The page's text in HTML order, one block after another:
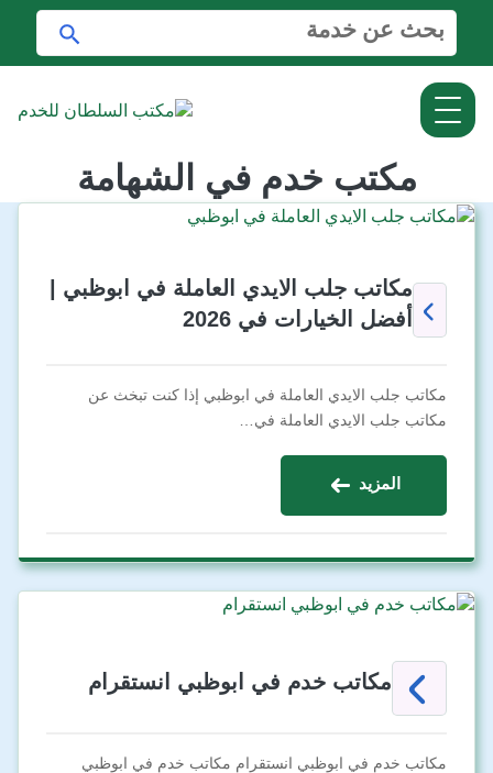
ب
ح
ث
ع
ب
ح
مكتب خدم في الشهامة
مكاتب جلب الايدي العاملة في ابوظبي |
أفضل الخيارات في 2026
مكاتب جلب الايدي العاملة في ابوظبي إذا كنت تبخث عن
مكاتب جلب الايدي العاملة في…
المزيد
مكاتب خدم في ابوظبي انستقرام
مكاتب خدم في ابوظبي انستقرام مكاتب خدم في ابوظبي